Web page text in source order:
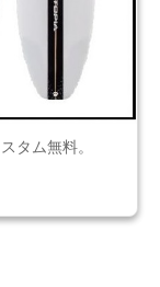
タム無料。